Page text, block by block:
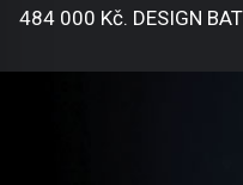
484 000 Kč. DESIGN